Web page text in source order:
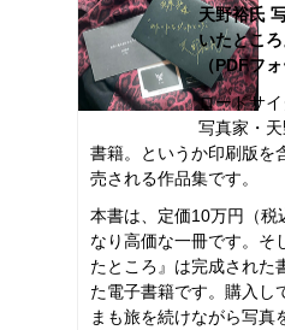
天野裕氏
いたところ
（PDFフ
ロードサ
写真家・
書籍。というか印刷版を
売される作品集です。
本書は、定価10万円（税
なり高価な一冊です。そ
たところ』は完成された
た電子書籍です。購入し
まも旅を続けながら写真